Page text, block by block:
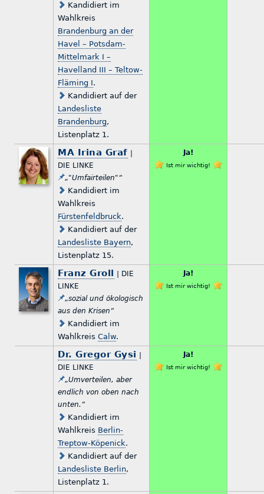
Kandidiert im
Wahlkreis
Brandenburg an der
Havel – Potsdam-
Mittelmark I –
Havelland III – Teltow-
Fläming I.
Kandidiert auf der
Landesliste
Brandenburg,
Listenplatz 1.
MA Irina Graf
DIE LINKE
„"Umfairteilen"“
Kandidiert im
Wahlkreis
Fürstenfeldbruck.
Kandidiert auf der
Landesliste Bayern,
Listenplatz 15.
Ja!
Ist mir wichtig!
Franz Groll
| DIE
LINKE
„sozial und ökologisch
aus den Krisen“
Kandidiert im
WahlkreisCalw.
Ja!
Ist mir wichtig!
Dr. Gregor Gysi
DIE LINKE
„Umverteilen, aber
endlich von oben nach
unten.“
Kandidiert im
Wahlkreis Berlin-
Treptow-Köpenick.
Kandidiert auf der
Landesliste Berlin,
Listenplatz 1.
Ja!
Ist mir wichtig!